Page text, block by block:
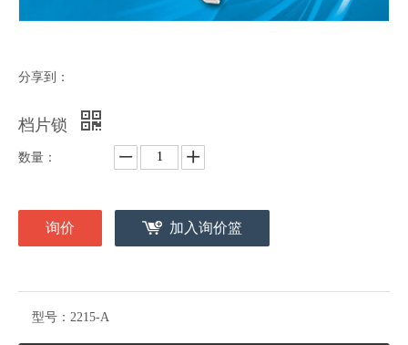
分享到：
档片锁
数量：
询价 加入询价篮
型号： 2215-A